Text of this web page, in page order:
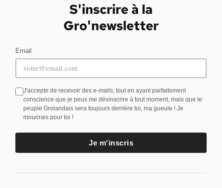
S'inscrire à la
Gro'newsletter
Email
J'accepte de recevoir des e-mails, tout en ayant parfaitement
conscience que je peux me désinscrire à tout moment, mais que le
peuple Grolandais sera toujours derrière toi, ma gueule ! Je
mourirais pour toi !
Je m'inscris